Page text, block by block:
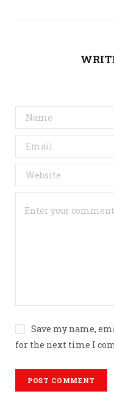
Save my name,
for the next time I